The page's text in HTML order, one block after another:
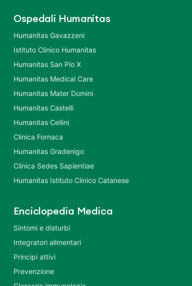
Ospedali Humanitas
Humanitas Gavazzeni
Istituto Clinico Humanitas
Humanitas San Pio X
Humanitas Medical Care
Humanitas Mater Domini
Humanitas Castelli
Humanitas Cellini
Clinica Fornaca
Humanitas Gradenigo
Clinica Sedes Sapientiae
Humanitas Istituto Clinico Catanese
Enciclopedia Medica
Sintomi e disturbi
Integratori alimentari
Principi attivi
Prevenzione